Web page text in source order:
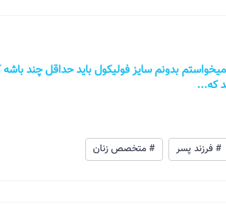
که...
# فرزند پسر # متخصص زنان